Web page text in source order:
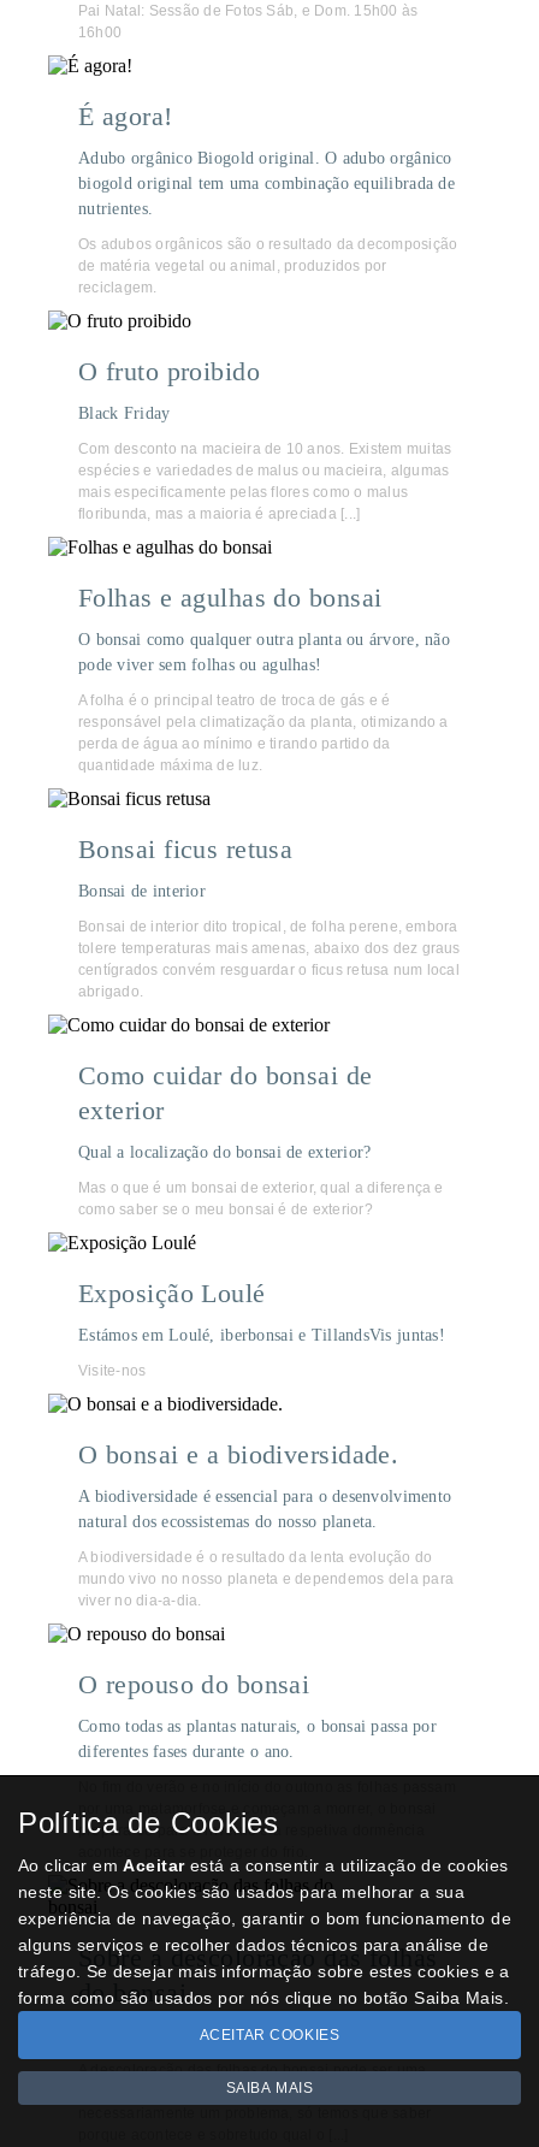
Pai Natal: Sessão de Fotos Sáb, e Dom. 15h00 às
16h00
É agora!
Adubo orgânico Biogold original. O adubo orgânico
biogold original tem uma combinação equilibrada de
nutrientes.
Os adubos orgânicos são o resultado da decomposição
de matéria vegetal ou animal, produzidos por
reciclagem.
O fruto proibido
Black Friday
Com desconto na macieira de 10 anos. Existem muitas
espécies e variedades de malus ou macieira, algumas
mais especificamente pelas flores como o malus
floribunda, mas a maioria é apreciada [...]
Folhas e agulhas do bonsai
O bonsai como qualquer outra planta ou árvore, não
pode viver sem folhas ou agulhas!
A folha é o principal teatro de troca de gás e é
responsável pela climatização da planta, otimizando a
perda de água ao mínimo e tirando partido da
quantidade máxima de luz.
Bonsai ficus retusa
Bonsai de interior
Bonsai de interior dito tropical, de folha perene, embora
tolere temperaturas mais amenas, abaixo dos dez graus
centígrados convém resguardar o ficus retusa num local
abrigado.
Como cuidar do bonsai de
exterior
Qual a localização do bonsai de exterior?
Mas o que é um bonsai de exterior, qual a diferença e
como saber se o meu bonsai é de exterior?
Exposição Loulé
Estámos em Loulé, iberbonsai e TillandsVis juntas!
Visite-nos
O bonsai e a biodiversidade.
A biodiversidade é essencial para o desenvolvimento
natural dos ecossistemas do nosso planeta.
A biodiversidade é o resultado da lenta evolução do
mundo vivo no nosso planeta e dependemos dela para
viver no dia-a-dia.
O repouso do bonsai
Como todas as plantas naturais, o bonsai passa por
diferentes fases durante o ano.
prepara-se para o inverno e a respetiva dormência
Sobre a descoloração das folhas
do bonsai
O que é a descoloração das folhas do bonsai?
A descoloração das folhas do bonsai pode ser uma
doença, uma deficiência ou um processo natural, não é
Política de Cookies
Ao clicar emAceitarestá a consentir a utilização de cookies
neste site. Os cookies são usados para melhorar a sua
experiência de navegação, garantir o bom funcionamento de
alguns serviços e recolher dados técnicos para análise de
tráfego. Se desejar mais informação sobre estes cookies e a
forma como são usados por nós clique no botão Saiba Mais.
ACEITAR COOKIES
SAIBA MAIS